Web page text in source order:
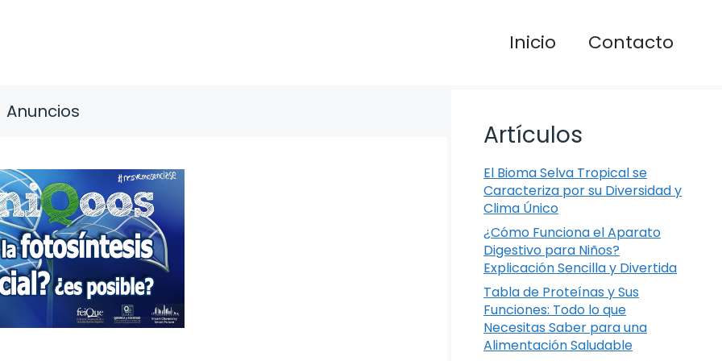
Inicio Contacto
Anuncios
Artículos
El Bioma Selva Tropical se
Caracteriza por su Diversidad y
Clima Único
¿Cómo Funciona el Aparato
Digestivo para Niños?
Explicación Sencilla y Divertida
Tabla de Proteínas y Sus
Funciones: Todo lo que
Necesitas Saber para una
Alimentación Saludable